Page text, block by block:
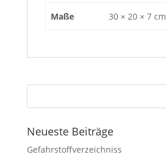
Maße 30 × 20 × 7 cm
Neueste Beiträge
Gefahrstoffverzeichniss